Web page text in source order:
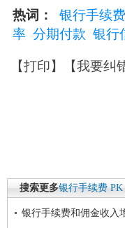
热词： 银行手续费
率 分期付款 银行
【打印】【我要纠
搜索更多银行手续费 PK
银行手续费和佣金收入